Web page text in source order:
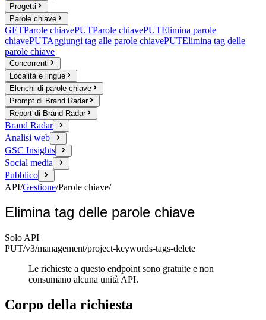
Progetti
Parole chiave
GETParole chiavePUTParole chiavePUTElimina parole
chiavePUTAggiungi tag alle parole chiavePUTElimina tag delle
parole chiave
Concorrenti
Località e lingue
Elenchi di parole chiave
Prompt di Brand Radar
Report di Brand Radar
Brand Radar
Analisi web
GSC Insights
Social media
Pubblico
API/Gestione/Parole chiave/
Elimina tag delle parole chiave
Solo API
PUT/v3/management/project-keywords-tags-delete
Le richieste a questo endpoint sono gratuite e non
consumano alcuna unità API.
Corpo della richiesta